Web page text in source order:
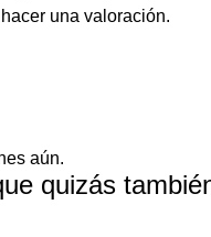
aún.
una valoración.
quizás